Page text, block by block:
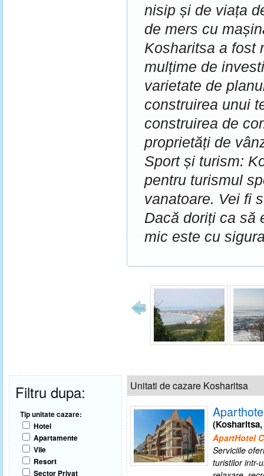
nisip și de viața
de mers cu
Kosharitsa a fost
mulțime de
varietate de
construirea unui
construirea de
proprietăți de
Sport și turism:
pentru turismul
vanatoare. Vei fi
Dacă doriți ca să
mic este cu
Filtru dupa:
Tip unitate cazare:
Hotel
Apartamente
Vile
Resort
Sector Privat
Unitati de cazare Kosharitsa
ApartHotel
Serviciile
turistilor intr-